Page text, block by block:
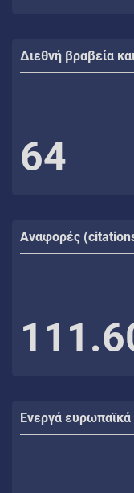
Διεθνή βραβεία
64
Αναφορές
Ενεργά